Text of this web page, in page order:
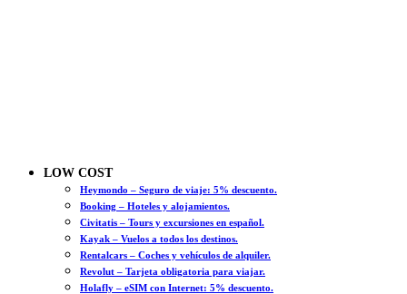
LOW COST
Heymondo – Seguro de viaje: 5% descuento.
Booking – Hoteles y alojamientos.
Civitatis – Tours y excursiones en español.
Kayak – Vuelos a todos los destinos.
Rentalcars – Coches y vehículos de alquiler.
Revolut – Tarjeta obligatoria para viajar.
Holafly – eSIM con Internet: 5% descuento.